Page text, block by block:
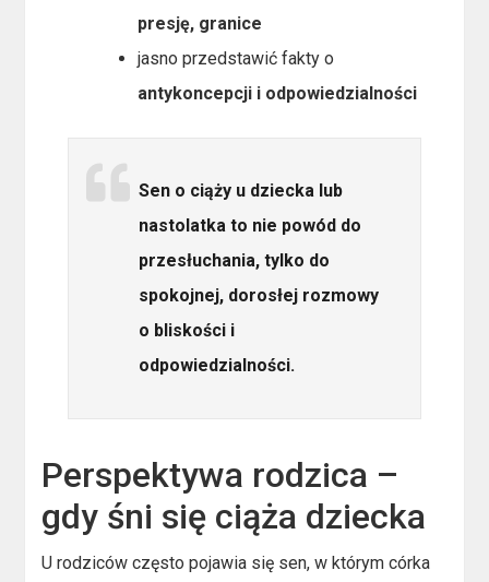
presję, granice
jasno przedstawić fakty o
antykoncepcji i odpowiedzialności
Sen o ciąży u dziecka lub
nastolatka to nie powód do
przesłuchania, tylko do
spokojnej, dorosłej rozmowy
o bliskości i
odpowiedzialności.
Perspektywa rodzica –
gdy śni się ciąża dziecka
U rodziców często pojawia się sen, w którym córka